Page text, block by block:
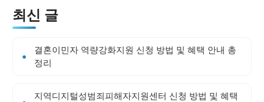
최신 글
결혼이민자 역량강화지원 신청 방법 및 혜택 안내 총
정리
지역디지털성범죄피해자지원센터 신청 방법 및 혜택